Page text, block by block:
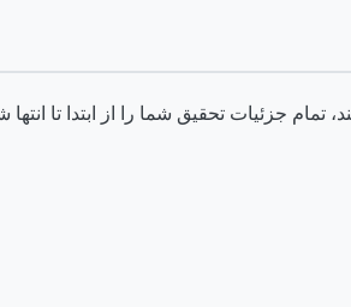
تمام جزئیات تحقیق شما را از ابتدا تا